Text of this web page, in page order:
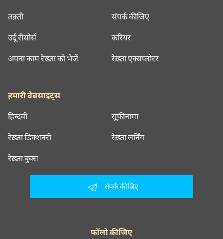
तक़्ती
उर्दू रीसोर्स
अपना काम रेख़्ता को भेजें
संपर्क कीजिए
करियर
रेख़्ता एक्सप्लोरर
हमारी वेबसाइट्स
हिन्दवी सूफ़ीनामा
रेख़्ता डिक्शनरी रेख़्ता लर्निंग
रेख़्ता बुक्स
संपर्क कीजिए
फॉलो कीजिए